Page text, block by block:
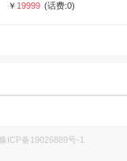
￥ 19999 (话费:0)
豫ICP备19026889号-1